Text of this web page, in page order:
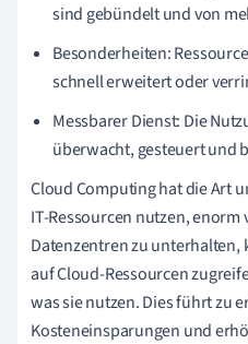
sind gebündelt und von
Besonderheiten:
schnell erweitert oder
Messbarer Dienst: Die
überwacht, gesteuert und
Cloud Computing hat die Art
IT-Ressourcen nutzen,
Datenzentren zu
auf Cloud-Ressourcen
was sie nutzen. Dies führt zu
Kosteneinsparungen und